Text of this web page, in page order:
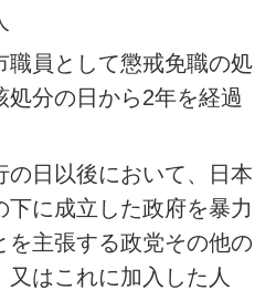
職員として懲戒免職の処
処分の日から2年を経過
の日以後において、日本
下に成立した政府を暴力
を主張する政党その他の
又はこれに加入した人